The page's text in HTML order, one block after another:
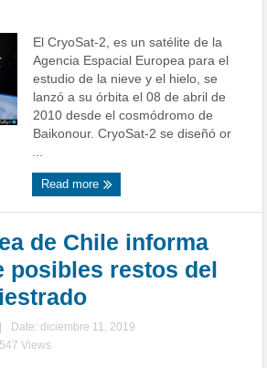
El CryoSat-2, es un satélite de la
Agencia Espacial Europea para el
estudio de la nieve y el hielo, se
lanzó a su órbita el 08 de abril de
2010 desde el cosmódromo de
Baikonour. CryoSat-2 se diseñó or
...
Read more
de Chile informa
posibles restos del
Date: diciembre 11, 2019
Views